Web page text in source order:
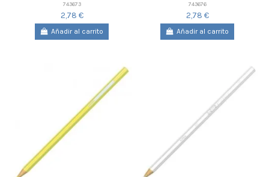
743673
2,78 €
Añadir al carrito
743676
2,78 €
Añadir al carrito